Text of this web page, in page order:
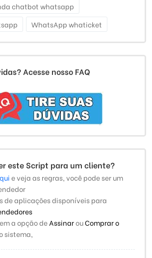
chatbot whatsapp
WhatsApp whaticket
Acesse nosso FAQ
este Script para um cliente?
e veja as regras, você pode ser um
de aplicações disponíveis para
a opção deAssinarouComprar o
sistema,